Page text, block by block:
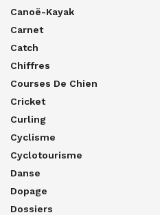
Canoë-Kayak
Carnet
Catch
Chiffres
Courses De Chien
Cricket
Curling
Cyclisme
Cyclotourisme
Danse
Dopage
Dossiers